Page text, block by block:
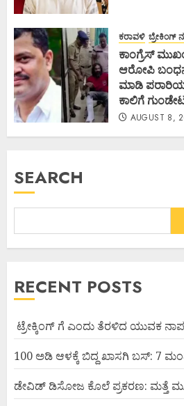
ಕರಾವಳಿ ಬ್ರೇಕಿಂಗ್
ಕಾಂಗ್ರೆಸ್
ಆರೋಪಿ
ಮಾಡಿ
ಕಾಲಿಗೆ
AUGUST 8,
SEARCH
RECENT POSTS
ಟ್ರೇಕ್ಕಿಂಗ್ ಗೆ ಎಂದು ತೆರಳಿದ ಯುವಕ
100 ಅಡಿ ಆಳಕ್ಕೆ ಬಿದ್ದ ಖಾಸಗಿ ಬಸ್: 7
ಡೇವಿಡ್ ಡಿಸೋಜ ಕೊಲೆ ಪ್ರಕರಣ: ಮತ್ತೆ